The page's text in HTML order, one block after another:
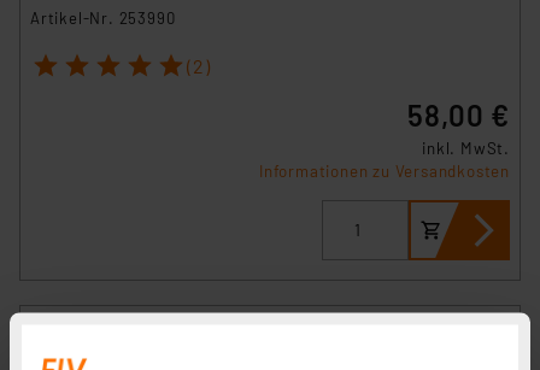
Artikel-Nr. 253990
1 2 3 4 5 (2)
58,00 €
inkl. MwSt.
Informationen zu Versandkosten